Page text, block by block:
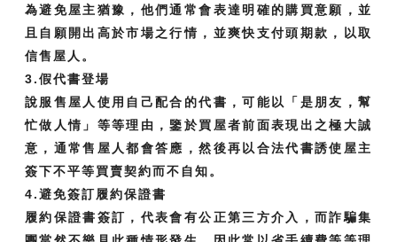
為避免屋主猶豫，他們通常會表達明確的購買意願，並
且自願開出高於市場之行情，並爽快支付頭期款，以取
信售屋人。
3.假代書登場
說服售屋人使用自己配合的代書，可能以「是朋友，幫
忙做人情」等等理由，鑒於買屋者前面表現出之極大誠
意，通常售屋人都會答應，然後再以合法代書誘使屋主
簽下不平等買賣契約而不自知。
4.避免簽訂履約保證書
履約保證書簽訂，代表會有公正第三方介入，而詐騙集